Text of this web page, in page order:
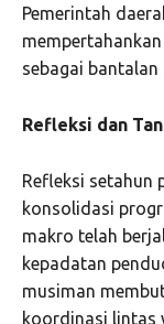
Pemerintah
sebagai bantalan
Refleksi dan
Refleksi setahun
konsolidasi
makro telah
kepadatan
musiman
koordinasi lintas